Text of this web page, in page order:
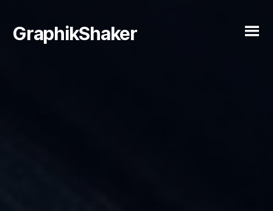
GraphikShaker